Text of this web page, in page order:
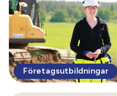
Företagsutbildningar